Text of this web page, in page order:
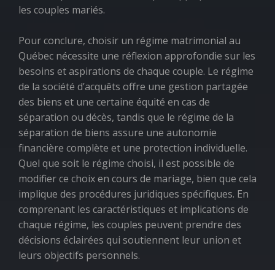
les couples mariés.
Pour conclure, choisir un régime matrimonial au
Québec nécessite une réflexion approfondie sur les
besoins et aspirations de chaque couple. Le régime
de la société d’acquêts offre une gestion partagée
des biens et une certaine équité en cas de
séparation ou décès, tandis que le régime de la
séparation de biens assure une autonomie
financière complète et une protection individuelle.
Quel que soit le régime choisi, il est possible de
modifier ce choix en cours de mariage, bien que cela
implique des procédures juridiques spécifiques. En
comprenant les caractéristiques et implications de
chaque régime, les couples peuvent prendre des
décisions éclairées qui soutiennent leur union et
leurs objectifs personnels.